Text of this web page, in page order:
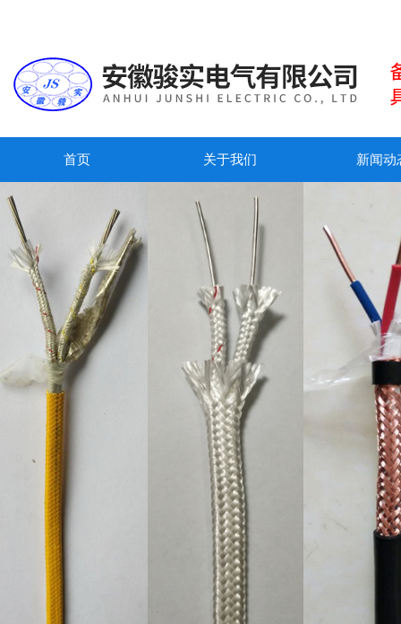
首页 关于我们 新闻动